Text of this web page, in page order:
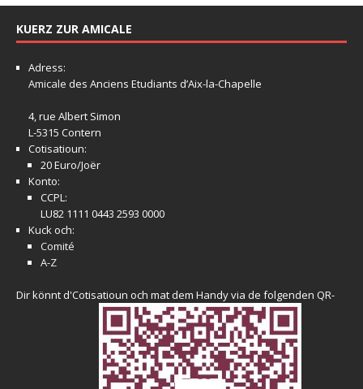
KUERZ ZUR AMICALE
Adress:
Amicale des Anciens Etudiants d’Aix-la-Chapelle
4, rue Albert Simon
L-5315 Contern
Cotisatioun:
20 Euro/Joër
Konto:
CCPL:
LU82 1111 0443 2593 0000
Kuck och:
Comité
A-Z
Dir könnt d'Cotisatioun och mat dem Handy via de folgenden QR-